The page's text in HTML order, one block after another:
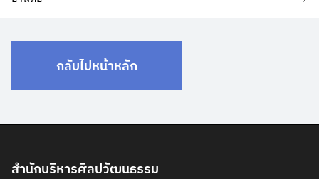
กลับไปหน้าหลัก
สำนักบริหารศิลปวัฒนธรรม